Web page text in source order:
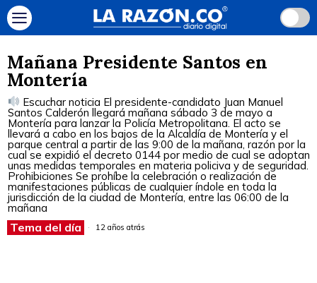
Mañana Presidente Santos en
Montería
Escuchar noticia El presidente-candidato Juan Manuel
Santos Calderón llegará mañana sábado 3 de mayo a
Montería para lanzar la Policía Metropolitana. El acto se
llevará a cabo en los bajos de la Alcaldía de Montería y el
parque central a partir de las 9:00 de la mañana, razón por la
cual se expidió el decreto 0144 por medio de cual se adoptan
unas medidas temporales en materia policiva y de seguridad.
Prohibiciones Se prohíbe la celebración o realización de
manifestaciones públicas de cualquier índole en toda la
jurisdicción de la ciudad de Montería, entre las 06:00 de la
mañana
Tema del día 12 años atrás